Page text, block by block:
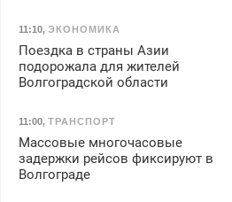
11:10, ЭКОНОМИКА
Поездка в страны Азии
подорожала для жителей
Волгоградской области
11:00, ТРАНСПОРТ
Массовые многочасовые
задержки рейсов фиксируют в
Волгограде